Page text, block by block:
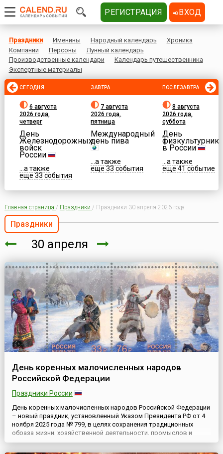
Праздники Именины Народный календарь
Хроника
Компании
Персоны
Лунный календарь
Производственные календари
Календарь путешественника
Экспертные материалы
СЕГОДНЯ
6 августа
2026 года,
четверг
День
Железнодорожных
войск
России
...а также
еще 33 события
ЗАВТРА
7 августа
2026 года,
пятница
Международный
день пива
...а также
еще 33 события
ПОСЛЕЗАВТРА
8 августа
2026 года,
суббота
День
физкультурника
в России
...а также
еще 41 событие
Главная страница / Праздники / Праздники 30 апреля 2026 года
Праздники
30 апреля
День коренных малочисленных народов
Российской Федерации
Праздники России
День коренных малочисленных народов Российской Федерации
– новый праздник, установленный Указом Президента РФ от 4
ноября 2025 года № 799, в целях сохранения традиционных
образа жизни, хозяйственной деятельности, промыслов и
самобытной культуры коренных малочисленных народов
РЕГИСТРАЦИЯ ВХОД